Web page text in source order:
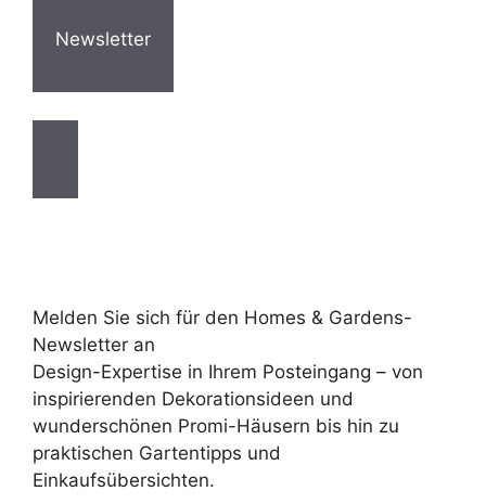
Newsletter
Melden Sie sich für den Homes & Gardens-
Newsletter an
Design-Expertise in Ihrem Posteingang – von
inspirierenden Dekorationsideen und
wunderschönen Promi-Häusern bis hin zu
praktischen Gartentipps und
Einkaufsübersichten.